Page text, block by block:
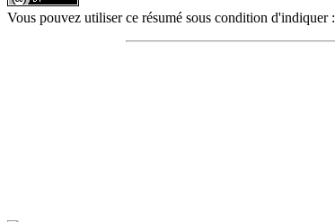
Vous pouvez utiliser ce résumé sous condition d'indiquer :